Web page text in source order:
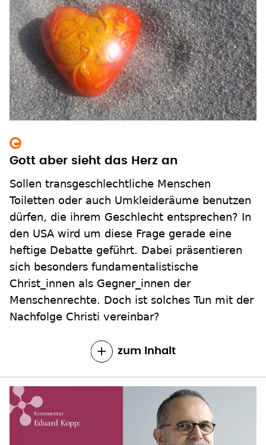
Gott aber sieht das Herz an
Sollen transgeschlechtliche Menschen
Toiletten oder auch Umkleideräume benutzen
dürfen, die ihrem Geschlecht entsprechen? In
den USA wird um diese Frage gerade eine
heftige Debatte geführt. Dabei präsentieren
sich besonders fundamentalistische
Christ_innen als Gegner_innen der
Menschenrechte. Doch ist solches Tun mit der
Nachfolge Christi vereinbar?
zum Inhalt